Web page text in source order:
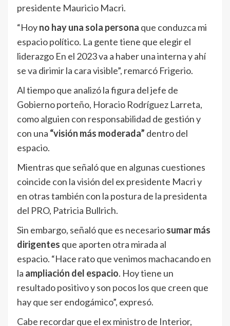
presidente Mauricio Macri.
“Hoyno hay una sola persona que conduzca mi
espacio político. La gente tiene que elegir el
liderazgo En el 2023 va a haber una interna y ahí
se va dirimir la cara visible”, remarcó Frigerio.
Al tiempo que analizó la figura del jefe de
Gobierno porteño, Horacio Rodríguez Larreta,
como alguien con responsabilidad de gestión y
con una “visión más moderada” dentro del
espacio.
Mientras que señaló que en algunas cuestiones
coincide con la visión del ex presidente Macri y
en otras también con la postura de la presidenta
del PRO, Patricia Bullrich.
Sin embargo, señaló que es necesariosumar más
dirigentes que aporten otra mirada al
espacio. “Hace rato que venimos machacando en
la ampliación del espacio. Hoy tiene un
resultado positivo y son pocos los que creen que
hay que ser endogámico”, expresó.
Cabe recordar que el ex ministro de Interior,